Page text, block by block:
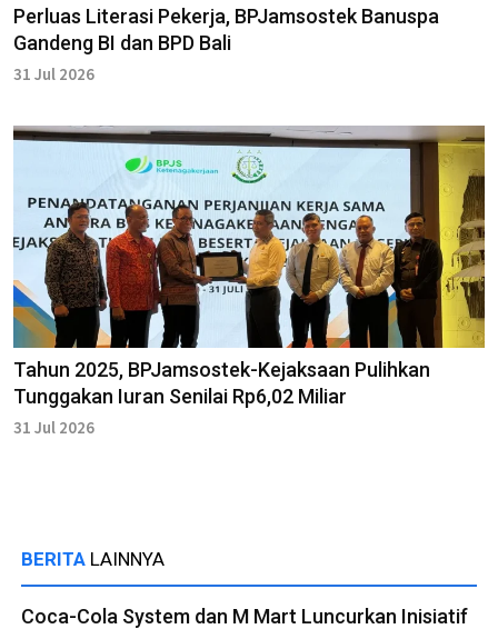
Perluas Literasi Pekerja, BPJamsostek Banuspa
Gandeng BI dan BPD Bali
31 Jul 2026
Tahun 2025, BPJamsostek-Kejaksaan Pulihkan
Tunggakan Iuran Senilai Rp6,02 Miliar
31 Jul 2026
BERITA LAINNYA
Coca-Cola System dan M Mart Luncurkan Inisiatif